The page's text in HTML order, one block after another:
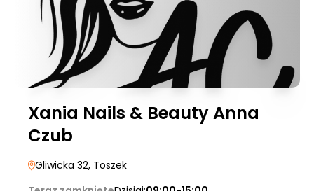
Xania Nails & Beauty Anna
Czub
Gliwicka 32, Toszek